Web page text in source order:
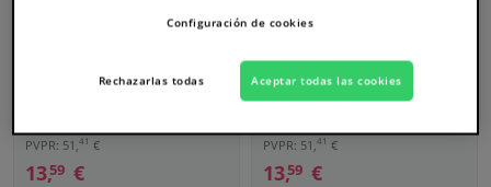
Rover Discovery 2004-
PVPR: 51, 41 €
13,59 €
compatibles con Jaguar I-
PVPR: 51, 41 €
13,59 €
Configuración de cookies
Rechazarlas todas Aceptar todas las cookies